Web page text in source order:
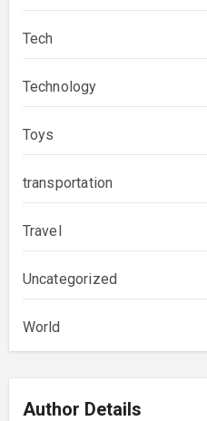
Tech
Technology
Toys
transportation
Travel
Uncategorized
World
Author Details